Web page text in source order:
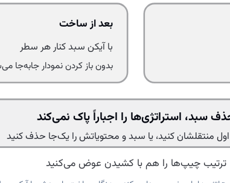
بعد از ساخت
با آیکن سبد کنار هر سطر
بدون باز کردن نمودار جابه‌جا
سبد، استراتژی‌ها را اجباراً پاک نمی‌کند
اول منتقلشان کنید، یا سبد و محتویاتش را یک‌جا حذف کنید
ترتیب چیپ‌ها را هم با کشیدن عوض می‌کنید